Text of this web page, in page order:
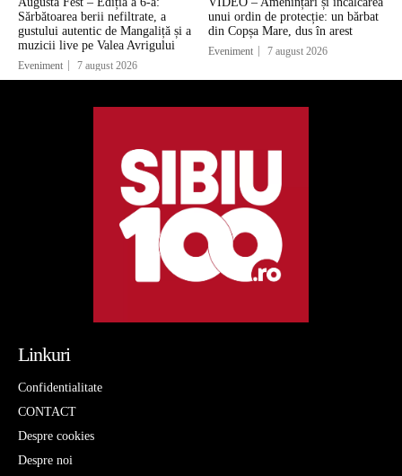
Sărbătoarea berii nefiltrate, a
gustului autentic de Mangaliță și a
muzicii live pe Valea Avrigului
Eveniment 7 august 2026
unui ordin de protecție: un bărbat
din Copșa Mare, dus în arest
Eveniment 7 august 2026
Linkuri
Confidentialitate
CONTACT
Despre cookies
Despre noi